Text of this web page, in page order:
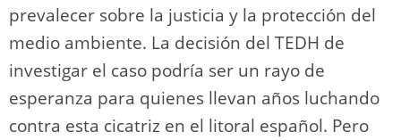
prevalecer sobre la justicia y la protección del
medio ambiente. La decisión del TEDH de
investigar el caso podría ser un rayo de
esperanza para quienes llevan años luchando
contra esta cicatriz en el litoral español. Pero